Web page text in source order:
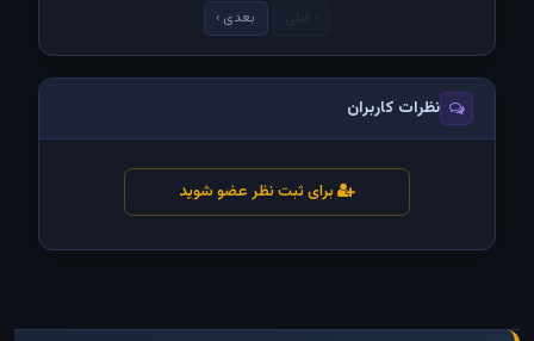
بعدی ›
نظرات کاربران
برای ثبت نظر عضو شوید